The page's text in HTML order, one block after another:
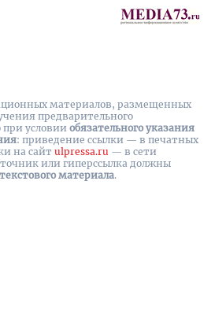
материалов, размещенных
предварительного
условии обязательного указания
: приведение ссылки — в печатных
на cайт ulpressa.ru — в сети
или гиперссылка должны
материала.